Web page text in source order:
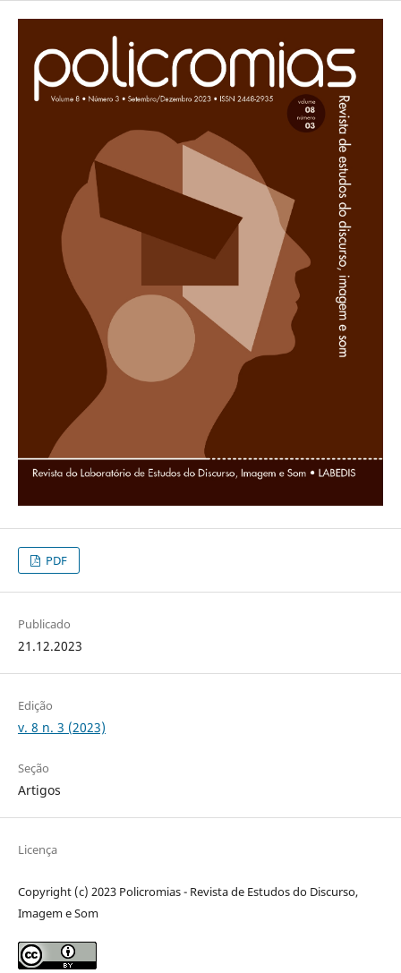
PDF
Publicado
21.12.2023
Edição
v. 8 n. 3 (2023)
Seção
Artigos
Licença
Copyright (c) 2023 Policromias - Revista de Estudos do Discurso,
Imagem e Som